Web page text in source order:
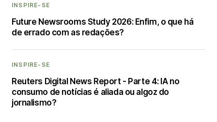
INSPIRE-SE
Future Newsrooms Study 2026: Enfim, o que há
de errado com as redações?
INSPIRE-SE
Reuters Digital News Report - Parte 4: IA no
consumo de notícias é aliada ou algoz do
jornalismo?